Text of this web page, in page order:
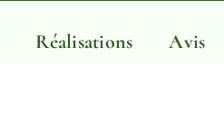
Réalisations Avis